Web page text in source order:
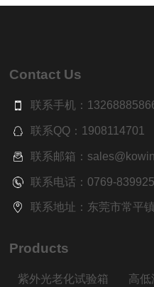
Contact Us
联系手机：
联系QQ：1908114701
联系邮箱：
联系电话：0769-
联系地址：东莞市常平
Products
紫外光老化试验箱 高低